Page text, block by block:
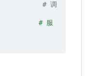
# 调
# 服